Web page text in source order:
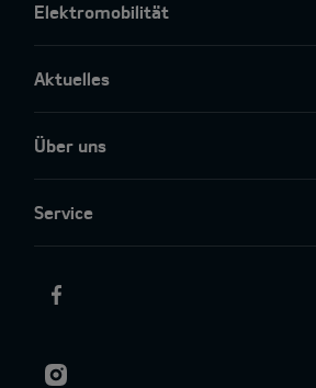
Elektromobilität
Aktuelles
Über uns
Service